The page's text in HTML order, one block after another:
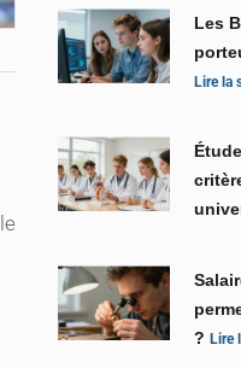
Les
Lire la
?Lire